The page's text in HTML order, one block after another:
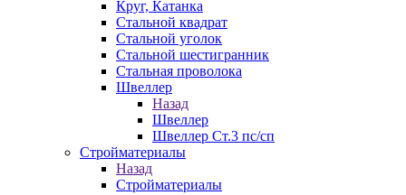
Круг, Катанка
Стальной квадрат
Стальной уголок
Стальной шестигранник
Стальная проволока
Швеллер
Назад
Швеллер
Швеллер Ст.3 пс/сп
Стройматериалы
Назад
Стройматериалы